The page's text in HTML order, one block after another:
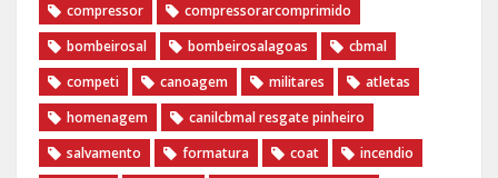
compressor
compressorarcomprimido
bombeirosal
bombeirosalagoas
cbmal
competi
canoagem militares
atletas
homenagem
canilcbmal resgate pinheiro
salvamento
formatura coat
incendio